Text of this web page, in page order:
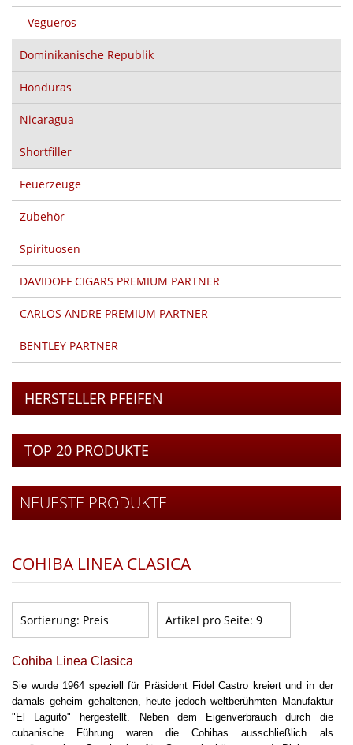
Vegueros
Dominikanische Republik
Honduras
Nicaragua
Shortfiller
Feuerzeuge
Zubehör
Spirituosen
DAVIDOFF CIGARS PREMIUM PARTNER
CARLOS ANDRE PREMIUM PARTNER
BENTLEY PARTNER
HERSTELLER PFEIFEN
TOP 20 PRODUKTE
NEUESTE PRODUKTE
COHIBA LINEA CLASICA
Sortierung: Preis Artikel pro Seite: 9
Cohiba Linea Clasica
Sie wurde 1964 speziell für Präsident Fidel Castro kreiert und in der
damals geheim gehaltenen, heute jedoch weltberühmten Manufaktur
"El Laguito" hergestellt. Neben dem Eigenverbrauch durch die
cubanische Führung waren die Cohibas ausschließlich als